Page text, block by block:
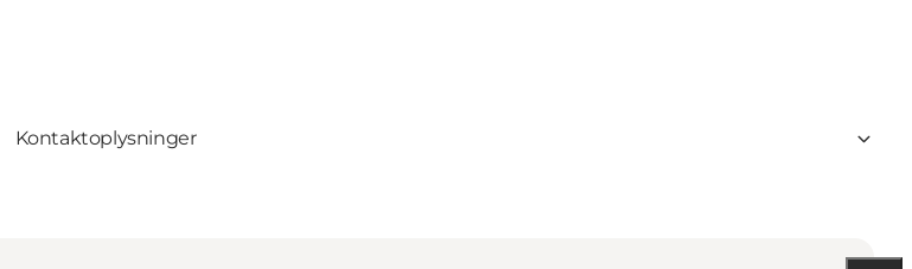
Kontaktoplysninger